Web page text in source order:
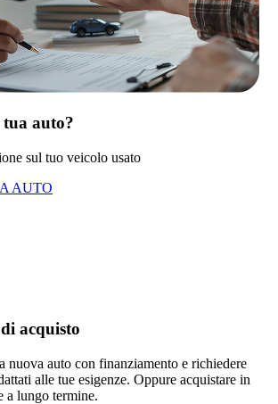
tua auto?
sul tuo veicolo usato
AUTO
acquisto
nuova auto con finanziamento e richiedere
alle tue esigenze. Oppure acquistare in
a lungo termine.